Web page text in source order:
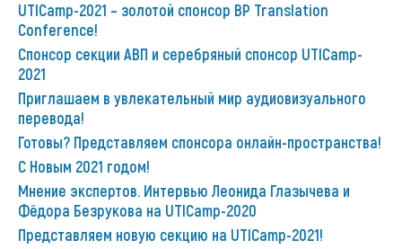
UTICamp-2021 – золотой спонсор BP Translation
Conference!
Спонсор секции АВП и серебряный спонсор UTICamp-
2021
Приглашаем в увлекательный мир аудиовизуального
перевода!
Готовы? Представляем спонсора онлайн-пространства!
С Новым 2021 годом!
Мнение экспертов. Интервью Леонида Глазычева и
Фёдора Безрукова на UTICamp-2020
Представляем новую секцию на UTICamp-2021!